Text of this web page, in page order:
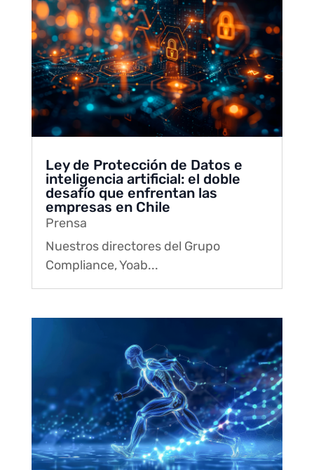
Ley de Protección de Datos e
inteligencia artificial: el doble
desafío que enfrentan las
empresas en Chile
Prensa
Nuestros directores del Grupo
Compliance, Yoab...